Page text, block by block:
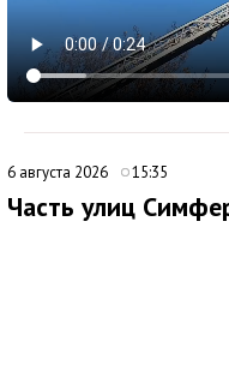
6 августа 2026 15:35
Часть улиц